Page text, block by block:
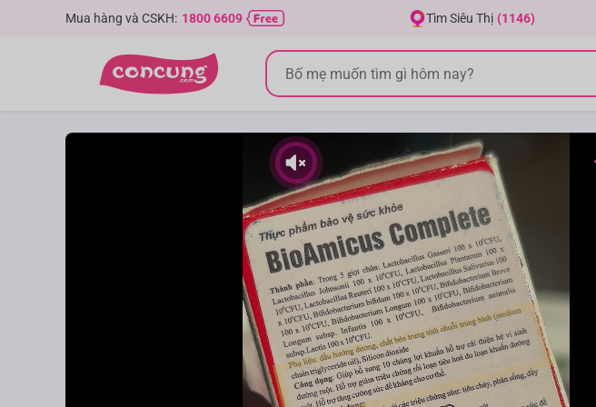
Mua hàng và CSKH: 1800 6609 Tìm Siêu Thị (1146)